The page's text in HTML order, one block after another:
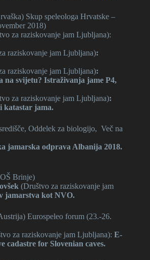
Skup speleologa Hrvatske –
2018)
za raziskovanje jam Ljubljana):
raziskovanje jam Ljubljana):
raziskovanje jam Ljubljana):
na svijetu? Istraživanja jame P4,
za raziskovanje jam Ljubljana):
katastar jama.
Oddelek za biologijo, Več na
jamarska odprava Albanija 2018.
Brinje)
(Društvo za raziskovanje jam
jamarstva kot NVO.
Eurospeleo forum (23.-26.
za raziskovanje jam Ljubljana): E-
cadastre for Slovenian caves.